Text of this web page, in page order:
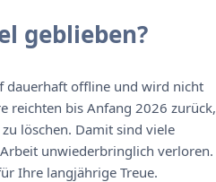
geblieben?
dauerhaft offline und wird nicht
reichten bis Anfang 2026 zurück,
löschen. Damit sind viele
unwiederbringlich verloren.
Ihre langjährige Treue.